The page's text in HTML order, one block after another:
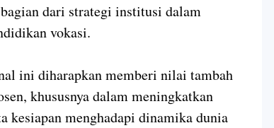
dari strategi institusi dalam
vokasi.
ini diharapkan memberi nilai tambah
khususnya dalam meningkatkan
kesiapan menghadapi dinamika dunia